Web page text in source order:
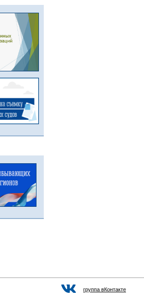
группа вКонтакте